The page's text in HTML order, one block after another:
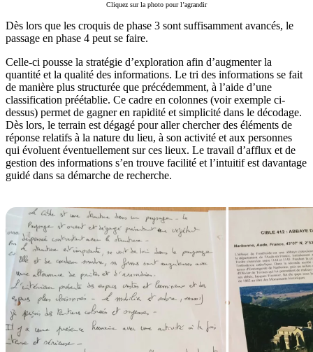
Cliquez sur la photo pour l’agrandir
Dès lors que les croquis de phase 3 sont suffisamment avancés, le
passage en phase 4 peut se faire.
Celle-ci pousse la stratégie d’exploration afin d’augmenter la
quantité et la qualité des informations. Le tri des informations se fait
de manière plus structurée que précédemment, à l’aide d’une
classification préétablie. Ce cadre en colonnes (voir exemple ci-
dessus) permet de gagner en rapidité et simplicité dans le décodage.
Dès lors, le terrain est dégagé pour aller chercher des éléments de
réponse relatifs à la nature du lieu, à son activité et aux personnes
qui évoluent éventuellement sur ces lieux. Le travail d’afflux et de
gestion des informations s’en trouve facilité et l’intuitif est davantage
guidé dans sa démarche de recherche.